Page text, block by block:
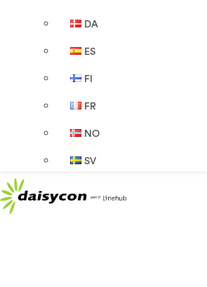
DA
ES
FI
FR
NO
SV